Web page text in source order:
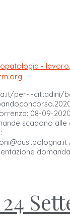
- lavoro,
per-i-cittadini/
08-09-
scadono alle
domanda